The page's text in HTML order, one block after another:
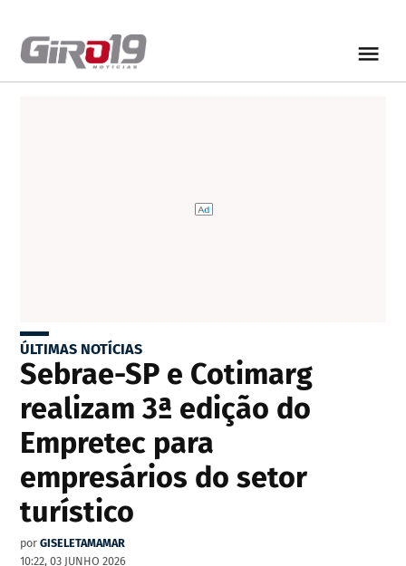
ÚLTIMAS NOTÍCIAS
Sebrae-SP e Cotimarg
realizam 3ª edição do
Empretec para
empresários do setor
turístico
por GISELETAMAMAR
10:22, 03 JUNHO 2026